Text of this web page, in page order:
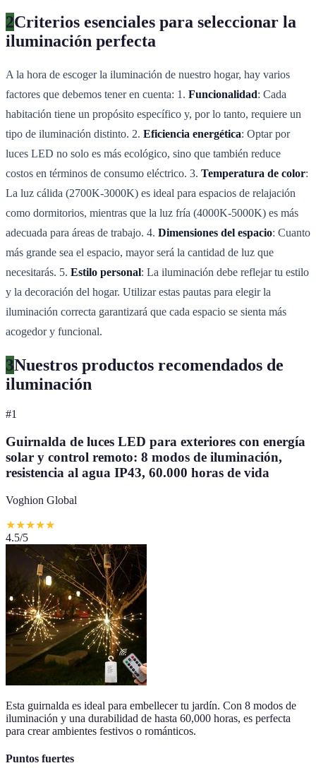
2Criterios esenciales para seleccionar la
iluminación perfecta
A la hora de escoger la iluminación de nuestro hogar, hay varios
factores que debemos tener en cuenta: 1. Funcionalidad: Cada
habitación tiene un propósito específico y, por lo tanto, requiere un
tipo de iluminación distinto. 2. Eficiencia energética: Optar por
luces LED no solo es más ecológico, sino que también reduce
costos en términos de consumo eléctrico. 3. Temperatura de color:
La luz cálida (2700K-3000K) es ideal para espacios de relajación
como dormitorios, mientras que la luz fría (4000K-5000K) es más
adecuada para áreas de trabajo. 4. Dimensiones del espacio: Cuanto
más grande sea el espacio, mayor será la cantidad de luz que
necesitarás. 5. Estilo personal: La iluminación debe reflejar tu estilo
y la decoración del hogar. Utilizar estas pautas para elegir la
iluminación correcta garantizará que cada espacio se sienta más
acogedor y funcional.
3Nuestros productos recomendados de
iluminación
#1
Guirnalda de luces LED para exteriores con energía
solar y control remoto: 8 modos de iluminación,
resistencia al agua IP43, 60.000 horas de vida
Voghion Global
★★★★★
4.5/5
Esta guirnalda es ideal para embellecer tu jardín. Con 8 modos de
iluminación y una durabilidad de hasta 60,000 horas, es perfecta
para crear ambientes festivos o románticos.
Puntos fuertes